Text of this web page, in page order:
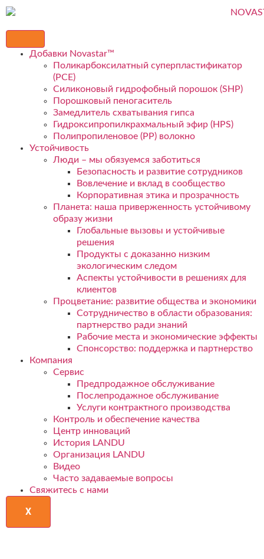
Добавки Novastar™
Поликарбоксилатный суперпластификатор
(PCE)
Силиконовый гидрофобный порошок (SHP)
Порошковый пеногаситель
Замедлитель схватывания гипса
Гидроксипропилкрахмальный эфир (HPS)
Полипропиленовое (PP) волокно
Устойчивость
Люди – мы обязуемся заботиться
Безопасность и развитие сотрудников
Вовлечение и вклад в сообщество
Корпоративная этика и прозрачность
Планета: наша приверженность устойчивому
образу жизни
Глобальные вызовы и устойчивые
решения
Продукты с доказанно низким
экологическим следом
Аспекты устойчивости в решениях для
клиентов
Процветание: развитие общества и экономики
Сотрудничество в области образования:
партнерство ради знаний
Рабочие места и экономические эффекты
Спонсорство: поддержка и партнерство
Компания
Сервис
Предпродажное обслуживание
Послепродажное обслуживание
Услуги контрактного производства
Контроль и обеспечение качества
Центр инноваций
История LANDU
Организация LANDU
Видео
Часто задаваемые вопросы
Свяжитесь с нами
X